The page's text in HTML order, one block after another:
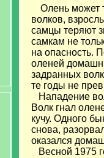
Олень может
волков,
самцы теряют
самкам не
на опасность.
оленей
задранных
те годы не
Нападение
Волк гнал
кучу. Одного
снова,
оказался
Весной 1975